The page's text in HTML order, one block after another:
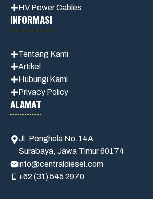
HV Power Cables
INFORMASI
Tentang Kami
Artikel
Hubungi Kami
Privacy Policy
ALAMAT
Jl. Penghela No.14A
Surabaya, Jawa Timur 60174
info@centraldiesel.com
+62 (31) 545 2970